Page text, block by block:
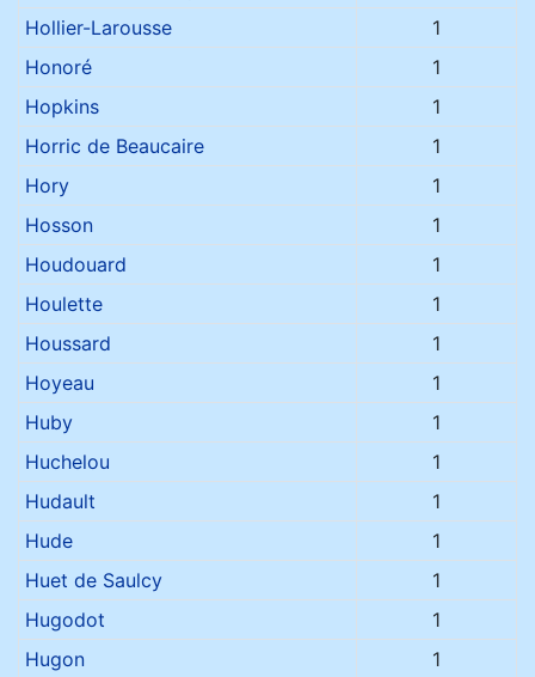
Hollier-Larousse
1
Honoré
1
Hopkins
1
Horric de Beaucaire
1
Hory
1
Hosson
1
Houdouard
1
Houlette
1
Houssard
1
Hoyeau
1
Huby
1
Huchelou
1
Hudault
1
Hude
1
Huet de Saulcy
1
Hugodot
1
Hugon
1